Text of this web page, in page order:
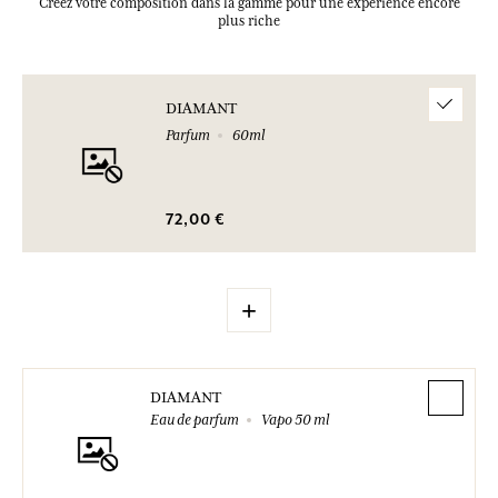
Créez votre composition dans la gamme pour une expérience encore
plus riche
DIAMANT
Parfum
60ml
72,00 €
+
DIAMANT
Eau de parfum
Vapo 50 ml